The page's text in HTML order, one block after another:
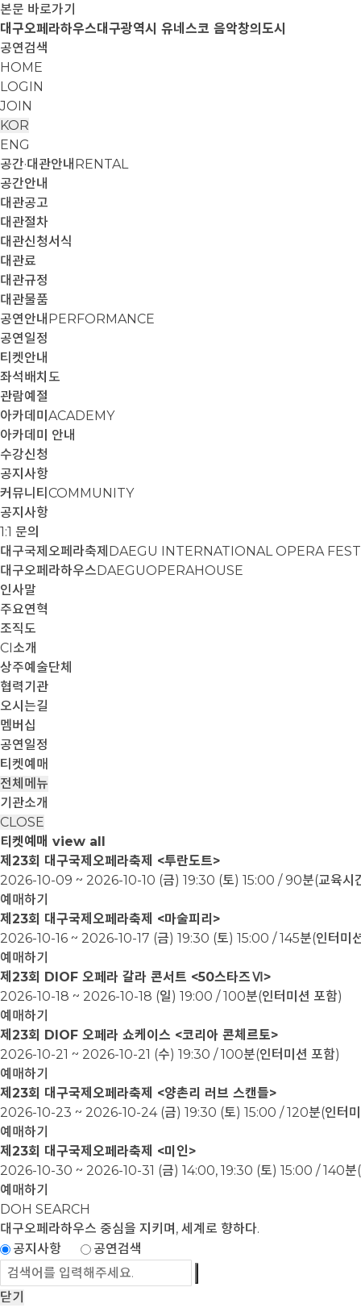
본문 바로가기
대구오페라하우스대구광역시 유네스코 음악창의도시
공연검색
HOME
LOGIN
JOIN
KOR
ENG
공간·대관안내 RENTAL
공간안내
대관공고
대관절차
대관신청서식
대관료
대관규정
대관물품
공연안내 PERFORMANCE
공연일정
티켓안내
좌석배치도
관람예절
아카데미 ACADEMY
아카데미 안내
수강신청
공지사항
커뮤니티 COMMUNITY
공지사항
1:1 문의
대구국제오페라축제 DAEGU INTERNATIONAL OPERA
대구오페라하우스DAEGUOPERAHOUSE
인사말
주요연혁
조직도
CI소개
상주예술단체
협력기관
오시는길
멤버십
공연일정
티켓예매
전체메뉴
기관소개
CLOSE
티켓예매 view all
제23회 대구국제오페라축제 <투란도트>
2026-10-09 ~ 2026-10-10 (금) 19:30 (토) 15:00 / 90분(교육시
예매하기
제23회 대구국제오페라축제 <마술피리>
2026-10-16 ~ 2026-10-17 (금) 19:30 (토) 15:00 / 145분(인터미
예매하기
제23회 DIOF 오페라 갈라 콘서트 <50스타즈Ⅵ>
2026-10-18 ~ 2026-10-18 (일) 19:00 / 100분(인터미션 포함)
예매하기
제23회 DIOF 오페라 쇼케이스 <코리아 콘체르토>
2026-10-21 ~ 2026-10-21 (수) 19:30 / 100분(인터미션 포함)
예매하기
제23회 대구국제오페라축제 <양촌리 러브 스캔들>
2026-10-23 ~ 2026-10-24 (금) 19:30 (토) 15:00 / 120분(인터
예매하기
제23회 대구국제오페라축제 <미인>
2026-10-30 ~ 2026-10-31 (금) 14:00, 19:30 (토) 15:00 / 140분
예매하기
DOH SEARCH
대구오페라하우스 중심을 지키며, 세계로 향하다.
공지사항
공연검색
닫기